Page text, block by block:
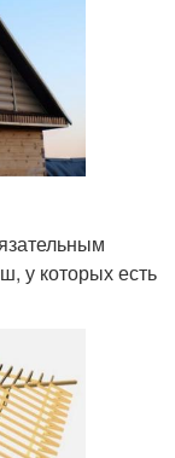
у которых есть